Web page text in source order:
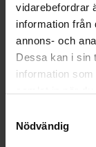
vidarebefordrar
information från
annons- och
Dessa kan i sin
information
Nödvändig
Lisää
minuutin ajan.
Lisää
Vinkki:Voit